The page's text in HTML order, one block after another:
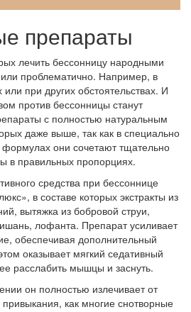
препараты
лечить бессонницу народными
проблематично. Например, в
при других обстоятельствах. И
против бессонницы станут
с полностью натуральным
даже выше, так как в специально
они сочетают тщательно
в правильных пропорциях.
средства при бессоннице
», в составе которых экстракты из
вытяжка из бобровой струи,
лофанта. Препарат усиливает
обеспечивая дополнительный
оказывает мягкий седативный
расслабить мышцы и заснуть.
он полностью излечивает от
как многие снотворные